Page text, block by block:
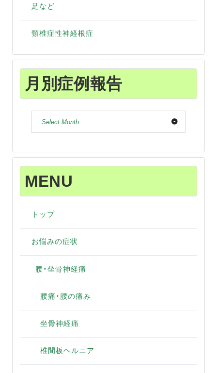
足など
頸椎症性神経根症
月別症例報告
Select Month
MENU
トップ
お悩みの症状
腰・坐骨神経痛
腰痛・腰の痛み
坐骨神経痛
椎間板ヘルニア